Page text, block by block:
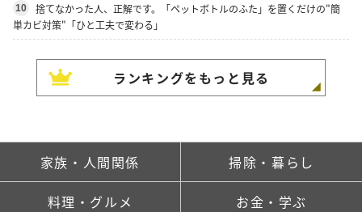
10
捨てなかった人、正解です。「ペットボトルのふた」を置くだけの"簡
単カビ対策"「ひと工夫で変わる」
ランキングをもっと見る
家族・人間関係 掃除・暮らし
料理・グルメ お金・学ぶ